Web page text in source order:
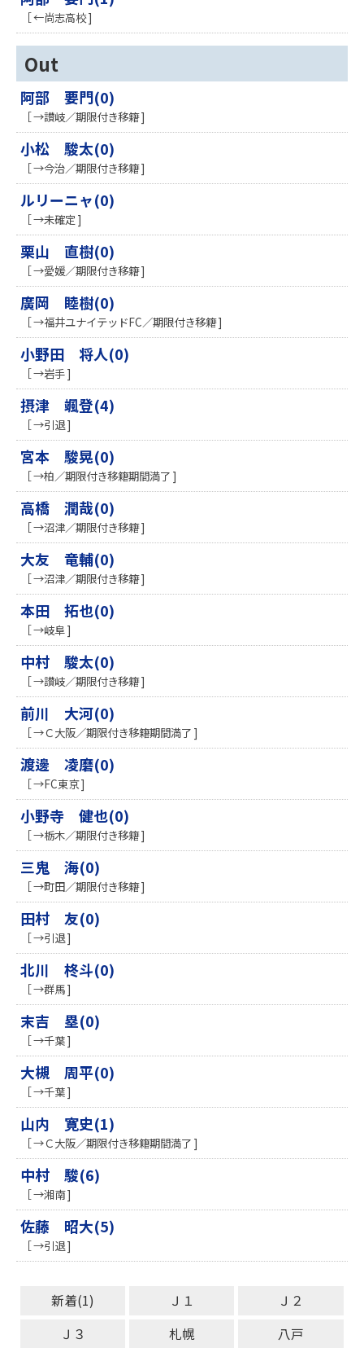
［ ←尚志高校 ]
Out
阿部 要門(0)
［ →讃岐／期限付き移籍 ]
小松 駿太(0)
［ →今治／期限付き移籍 ]
ルリーニャ(0)
［ →未確定 ]
栗山 直樹(0)
［ →愛媛／期限付き移籍 ]
廣岡 睦樹(0)
［ →福井ユナイテッドFC／期限付き移籍 ]
小野田 将人(0)
［ →岩手 ]
摂津 颯登(4)
［ →引退 ]
宮本 駿晃(0)
［ →柏／期限付き移籍期間満了 ]
高橋 潤哉(0)
［ →沼津／期限付き移籍 ]
大友 竜輔(0)
［ →沼津／期限付き移籍 ]
本田 拓也(0)
［ →岐阜 ]
中村 駿太(0)
［ →讃岐／期限付き移籍 ]
前川 大河(0)
［ →Ｃ大阪／期限付き移籍期間満了 ]
渡邊 凌磨(0)
［ →FC東京 ]
小野寺 健也(0)
［ →栃木／期限付き移籍 ]
三鬼 海(0)
［ →町田／期限付き移籍 ]
田村 友(0)
［ →引退 ]
北川 柊斗(0)
［ →群馬 ]
末吉 塁(0)
［ →千葉 ]
大槻 周平(0)
［ →千葉 ]
山内 寛史(1)
［ →Ｃ大阪／期限付き移籍期間満了 ]
中村 駿(6)
［ →湘南 ]
佐藤 昭大(5)
［ →引退 ]
新着(1) Ｊ１
Ｊ２
Ｊ３
札幌
八戸